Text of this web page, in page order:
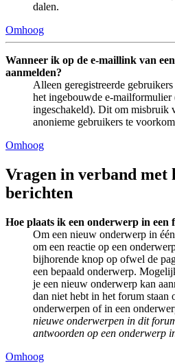
dalen.
Omhoog
Wanneer ik op de e-maillink van
aanmelden?
Alleen geregistreerde
het ingebouwde e-mailformulier
ingeschakeld). Dit om misbruik
anonieme gebruikers te
Omhoog
Vragen in verband met
berichten
Hoe plaats ik een onderwerp in een
Om een nieuw onderwerp in
om een reactie op een
bijhorende knop op ofwel de
een bepaald onderwerp.
je een nieuw onderwerp kan
dan niet hebt in het forum staan
onderwerpen of in een
nieuwe onderwerpen in dit
antwoorden op een onderwerp
Omhoog